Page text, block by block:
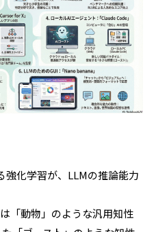
強化学習が、LLMの推論能力
は「動物」のような汎用知性